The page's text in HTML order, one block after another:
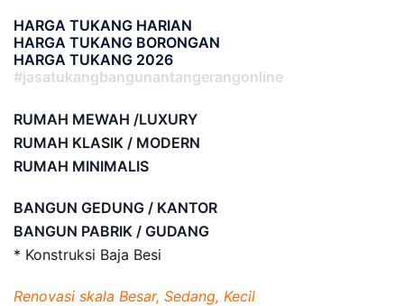
HARGA TUKANG HARIAN
HARGA TUKANG BORONGAN
HARGA TUKANG 2026
#jasatukangbangunantangerangonline
RUMAH MEWAH /LUXURY
RUMAH KLASIK / MODERN
RUMAH MINIMALIS
BANGUN GEDUNG / KANTOR
BANGUN PABRIK / GUDANG
* Konstruksi Baja Besi
Renovasi skala Besar, Sedang, Kecil